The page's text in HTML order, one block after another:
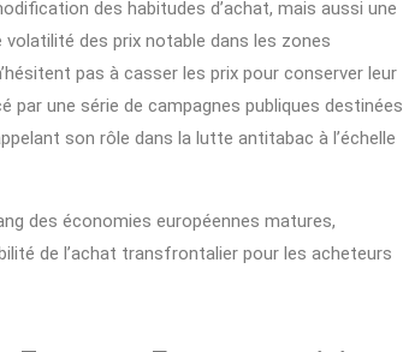
des habitudes d’achat, mais aussi une
des prix notable dans les zones
pas à casser les prix pour conserver leur
par une série de campagnes publiques destinées
son rôle dans la lutte antitabac à l’échelle
des économies européennes matures,
de l’achat transfrontalier pour les acheteurs